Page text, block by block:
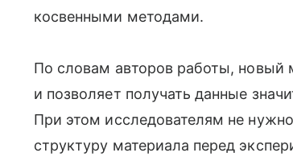
косвенными методами.
По словам авторов работы, новый
и позволяет получать данные
При этом исследователям не
структуру материала перед